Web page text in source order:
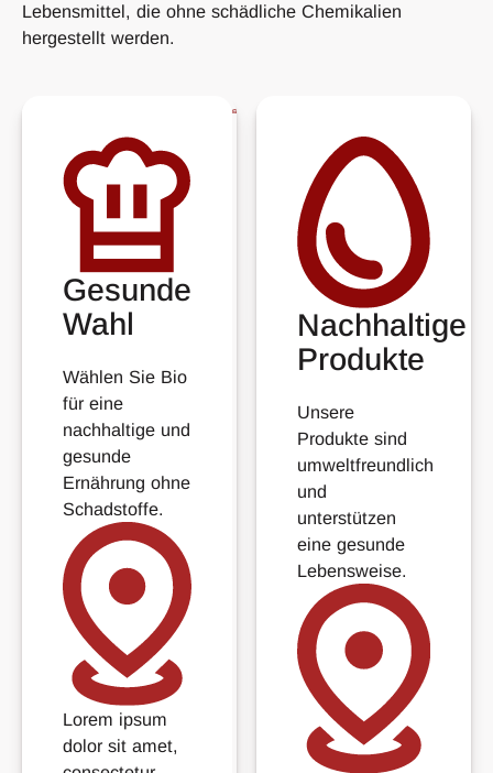
Lebensmittel, die ohne schädliche Chemikalien
hergestellt werden.
Gesunde
Wahl
Wählen Sie Bio
für eine
nachhaltige und
gesunde
Ernährung ohne
Schadstoffe.
Lorem ipsum
dolor sit amet,
Nachhaltige
Produkte
Unsere
Produkte sind
umweltfreundlich
und
unterstützen
eine gesunde
Lebensweise.